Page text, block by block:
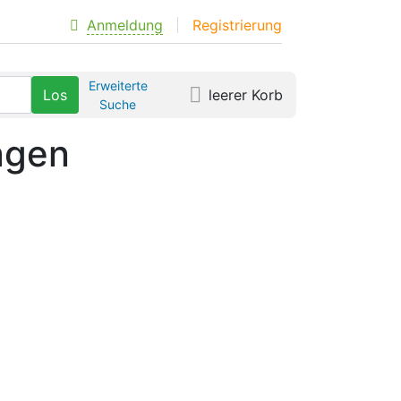
Anmeldung Registrierung
Erweiterte
Suche
leerer Korb